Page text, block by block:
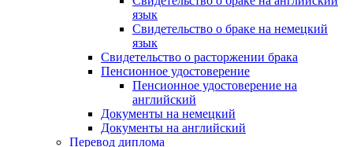
язык
Свидетельство о браке на немецкий
язык
Свидетельство о расторжении брака
Пенсионное удостоверение
Пенсионное удостоверение на
английский
Документы на немецкий
Документы на английский
Перевод диплома